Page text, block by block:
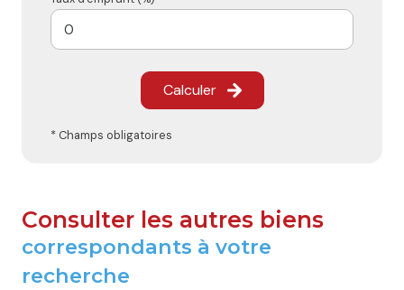
Calculer
* Champs obligatoires
Consulter les autres biens
correspondants à votre
recherche